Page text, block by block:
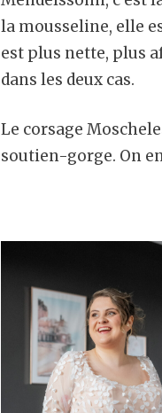
la mousseline, elle
est plus nette, plus
dans les deux cas.
Le corsage
soutien-gorge. On